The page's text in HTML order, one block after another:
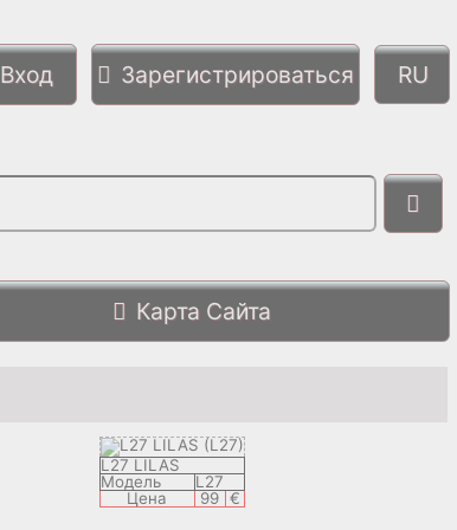
Вход Зарегистрироваться
Карта Сайта
L27 LILAS
Модель
L27
Цена
99 €